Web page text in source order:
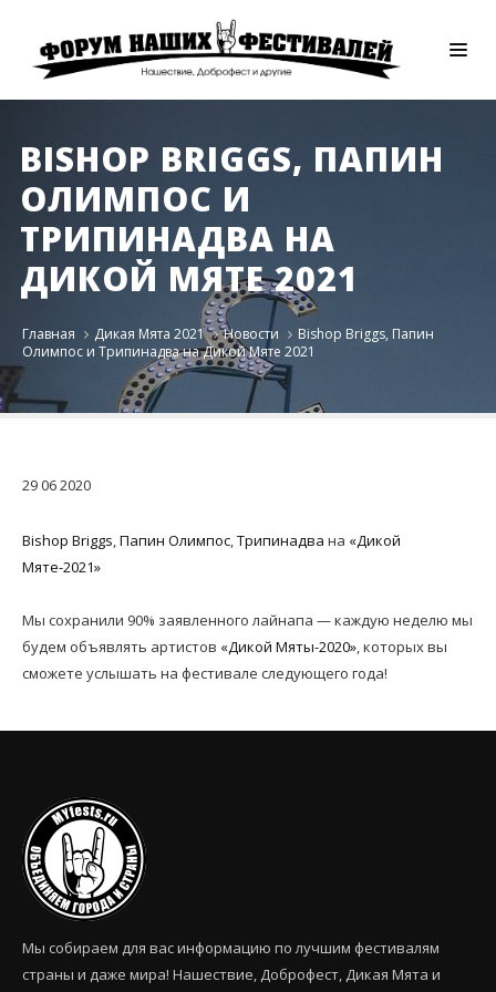
BISHOP BRIGGS, ПАПИН
ОЛИМПОС И
ТРИПИНАДВА НА
ДИКОЙ МЯТЕ 2021
Главная Дикая Мята 2021 Новости
Bishop Briggs, Папин
Олимпос и Трипинадва на Дикой Мяте 2021
29062020
Bishop Briggs,Папин Олимпос,Трипинадва на «Дикой
Мяте-2021»
Мы сохранили 90% заявленного лайнапа — каждую неделю мы
будем объявлять артистов «Дикой Мяты-2020», которых вы
сможете услышать на фестивале следующего года!
Мы собираем для вас информацию по лучшим фестивалям
страны и даже мира! Нашествие, Доброфест, Дикая Мята и